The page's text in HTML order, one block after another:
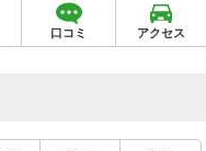
口コミ アクセス